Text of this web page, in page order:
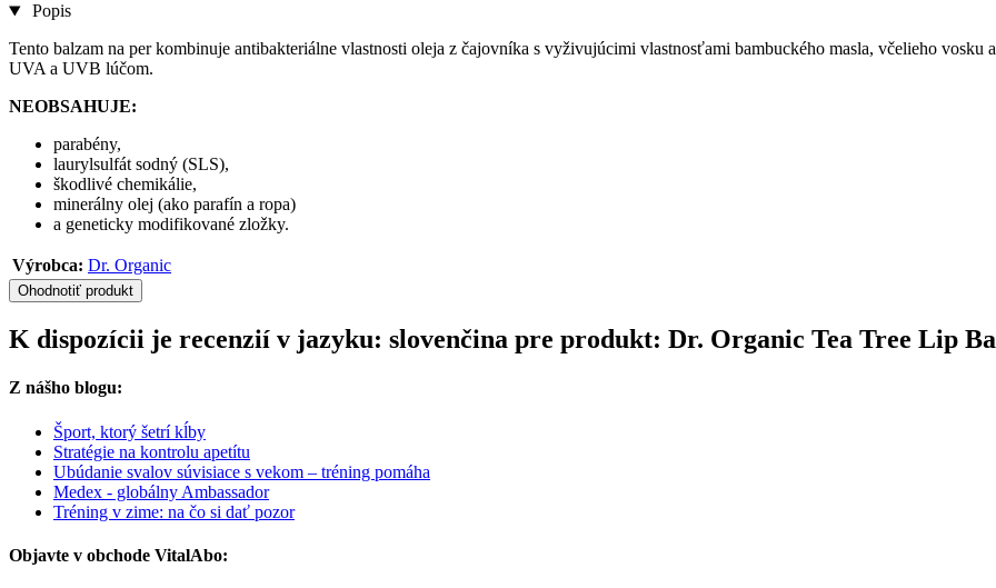
Popis
Tento balzam na per kombinuje antibakteriálne vlastnosti oleja z čajovníka s vyživujúcimi vlastnosťami bambuckého masla, včelieho
UVA a UVB lúčom.
NEOBSAHUJE:
parabény,
laurylsulfát sodný (SLS),
škodlivé chemikálie,
minerálny olej (ako parafín a ropa)
a geneticky modifikované zložky.
Výrobca: Dr. Organic
Ohodnotiť produkt
K dispozícii je recenzií v jazyku: slovenčina pre produkt: Dr. Organic Tea Tree Lip
Z nášho blogu:
Šport, ktorý šetrí kĺby
Stratégie na kontrolu apetítu
Ubúdanie svalov súvisiace s vekom – tréning pomáha
Medex - globálny Ambassador
Tréning v zime: na čo si dať pozor
Objavte v obchode VitalAbo: